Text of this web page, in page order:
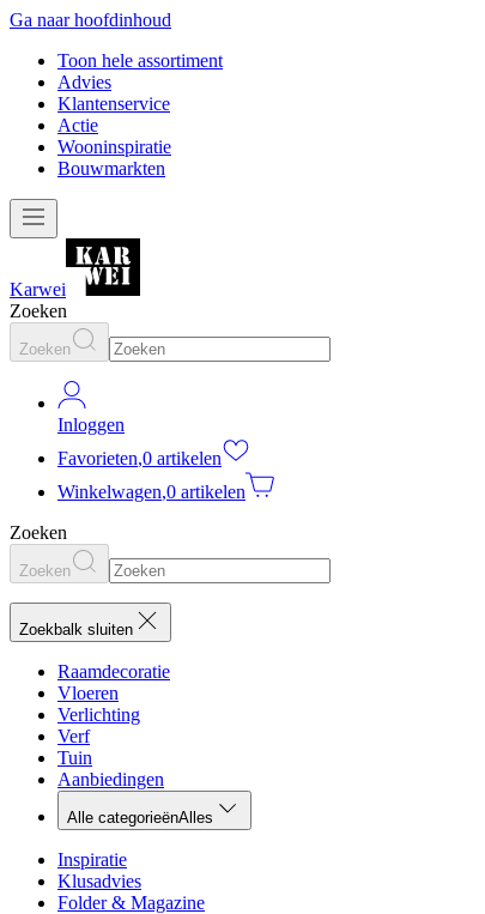
Ga naar hoofdinhoud
Toon hele assortiment
Advies
Klantenservice
Actie
Wooninspiratie
Bouwmarkten
Karwei
Zoeken
Zoeken
Inloggen
Favorieten,0 artikelen
Winkelwagen,0 artikelen
Zoeken
Zoeken
Zoekbalk sluiten
Raamdecoratie
Vloeren
Verlichting
Verf
Tuin
Aanbiedingen
Alle categorieënAlles
Inspiratie
Klusadvies
Folder & Magazine